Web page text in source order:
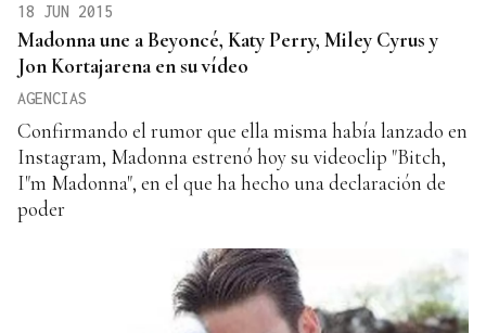
18 JUN 2015
Madonna une a Beyoncé, Katy Perry, Miley Cyrus y
Jon Kortajarena en su vídeo
AGENCIAS
Confirmando el rumor que ella misma había lanzado en
Instagram, Madonna estrenó hoy su videoclip "Bitch,
I"m Madonna", en el que ha hecho una declaración de
poder